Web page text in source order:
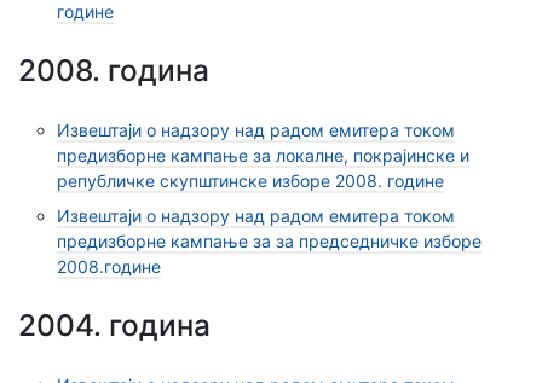
године
2008. година
Извештаји о надзору над радом емитера током
предизборне кампање за локалне, покрајинске и
републичке скупштинске изборе 2008. године
Извештаји о надзору над радом емитера током
предизборне кампање за за председничке изборе
2008.године
2004. година